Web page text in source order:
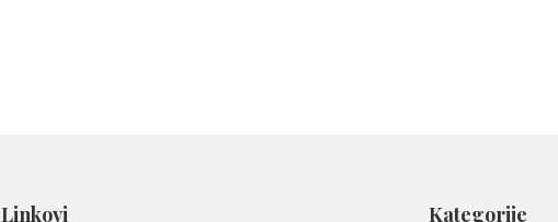
Linkovi Kategorije